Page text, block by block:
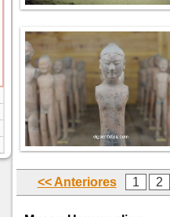
<< Anteriores 1 2